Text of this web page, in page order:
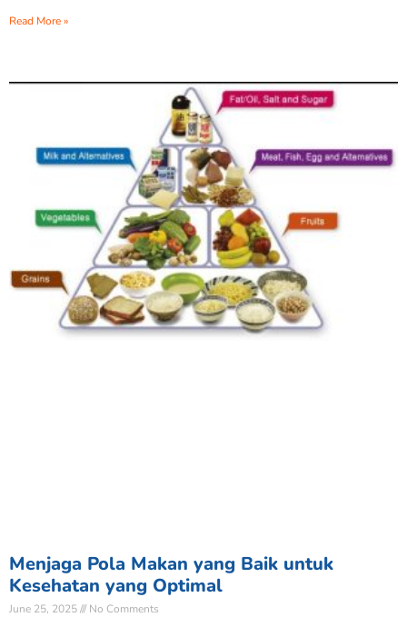
Read More »
Menjaga Pola Makan yang Baik untuk
Kesehatan yang Optimal
June 25, 2025 No Comments